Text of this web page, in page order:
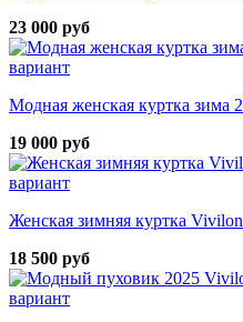
23 000 руб
вариант
Модная женская куртка зима
19 000 руб
вариант
Женская зимняя куртка
18 500 руб
вариант